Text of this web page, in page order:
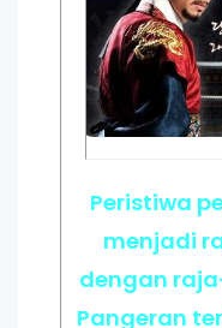
Peristiwa
menjadi
dengan
Pangeran